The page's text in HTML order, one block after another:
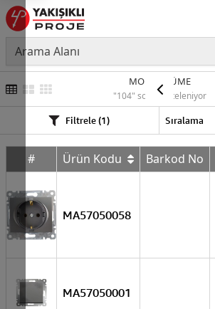
MODÜL FÜME
"104" sonuç listeleniyor
Filtrele (1)
# Ürün Kodu Barkod No
MA57050058
MA57050001